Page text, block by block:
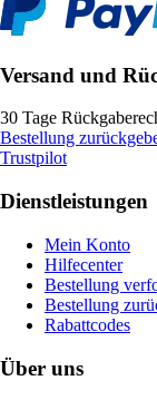
Versand und
30 Tage
Bestellung
Trustpilot
Dienstleistungen
Mein Konto
Hilfecenter
Bestellung
Bestellung
Rabattcodes
Über uns